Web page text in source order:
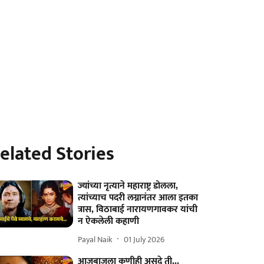
Stories
ज्यांच्या नृत्याने महाराष्ट्र डोलला,
त्यांच्याच पदरी लग्नानंतर आला इतका
त्रास, विठाबाई नारायणगावकर यांची
न ऐकलेली कहाणी
Payal Naik 01 July 2026